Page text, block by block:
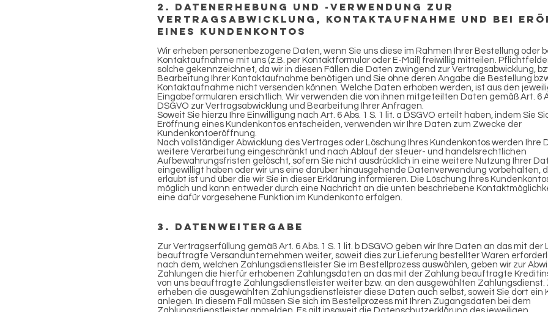
2. Datenerhebung und -verwendung zur
Vertragsabwicklung, Kontaktaufnahme und bei
eines Kundenkontos
Wir erheben personenbezogene Daten, wenn Sie uns diese im Rahmen Ihrer Bestellung oder
Kontaktaufnahme mit uns (z.B. per Kontaktformular oder E-Mail) freiwillig mitteilen.
solche gekennzeichnet, da wir in diesen Fällen die Daten zwingend zur Vertragsabwicklung,
Bearbeitung Ihrer Kontaktaufnahme benötigen und Sie ohne deren Angabe die Bestellung
Kontaktaufnahme nicht versenden können. Welche Daten erhoben werden, ist aus den
Eingabeformularen ersichtlich. Wir verwenden die von ihnen mitgeteilten Daten gemäß Art. 6
DSGVO zur Vertragsabwicklung und Bearbeitung Ihrer Anfragen.
Soweit Sie hierzu Ihre Einwilligung nach Art. 6 Abs. 1 S. 1 lit. a DSGVO erteilt haben, indem Sie
Eröffnung eines Kundenkontos entscheiden, verwenden wir Ihre Daten zum Zwecke der
Kundenkontoeröffnung.
Nach vollständiger Abwicklung des Vertrages oder Löschung Ihres Kundenkontos werden Ihre
weitere Verarbeitung eingeschränkt und nach Ablauf der steuer- und handelsrechtlichen
Aufbewahrungsfristen gelöscht, sofern Sie nicht ausdrücklich in eine weitere Nutzung Ihrer
eingewilligt haben oder wir uns eine darüber hinausgehende Datenverwendung vorbehalten,
erlaubt ist und über die wir Sie in dieser Erklärung informieren. Die Löschung Ihres
möglich und kann entweder durch eine Nachricht an die unten beschriebene
eine dafür vorgesehene Funktion im Kundenkonto erfolgen.
3. Datenweitergabe
Zur Vertragserfüllung gemäß Art. 6 Abs. 1 S. 1 lit. b DSGVO geben wir Ihre Daten an das mit der
beauftragte Versandunternehmen weiter, soweit dies zur Lieferung bestellter Waren
nach dem, welchen Zahlungsdienstleister Sie im Bestellprozess auswählen, geben wir zur
Zahlungen die hierfür erhobenen Zahlungsdaten an das mit der Zahlung beauftragte
von uns beauftragte Zahlungsdienstleister weiter bzw. an den ausgewählten Zahlungsdienst.
erheben die ausgewählten Zahlungsdienstleister diese Daten auch selbst, soweit Sie dort ein
anlegen. In diesem Fall müssen Sie sich im Bestellprozess mit Ihren Zugangsdaten bei dem